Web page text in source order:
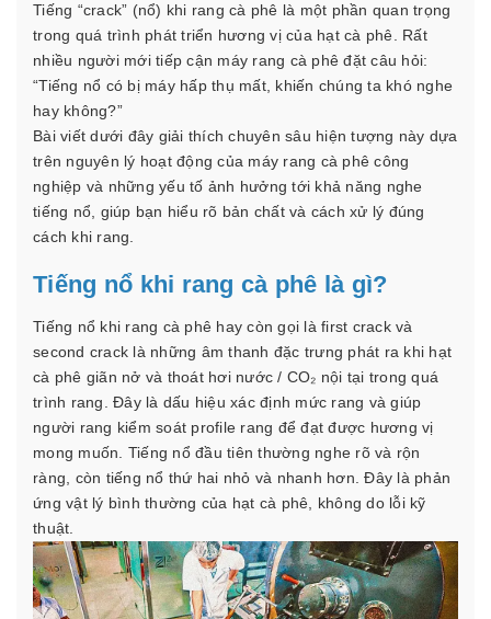
Tiếng “crack” (nổ) khi rang cà phê là một phần quan trọng
trong quá trình phát triển hương vị của hạt cà phê. Rất
nhiều người mới tiếp cận máy rang cà phê đặt câu hỏi:
“Tiếng nổ có bị máy hấp thụ mất, khiến chúng ta khó nghe
hay không?”
Bài viết dưới đây giải thích chuyên sâu hiện tượng này dựa
trên nguyên lý hoạt động của máy rang cà phê công
nghiệp và những yếu tố ảnh hưởng tới khả năng nghe
tiếng nổ, giúp bạn hiểu rõ bản chất và cách xử lý đúng
cách khi rang.
Tiếng nổ khi rang cà phê là gì?
Tiếng nổ khi rang cà phê hay còn gọi là first crack và
second crack là những âm thanh đặc trưng phát ra khi hạt
cà phê giãn nở và thoát hơi nước / CO₂ nội tại trong quá
trình rang. Đây là dấu hiệu xác định mức rang và giúp
người rang kiểm soát profile rang để đạt được hương vị
mong muốn. Tiếng nổ đầu tiên thường nghe rõ và rộn
ràng, còn tiếng nổ thứ hai nhỏ và nhanh hơn. Đây là phản
ứng vật lý bình thường của hạt cà phê, không do lỗi kỹ
thuật.